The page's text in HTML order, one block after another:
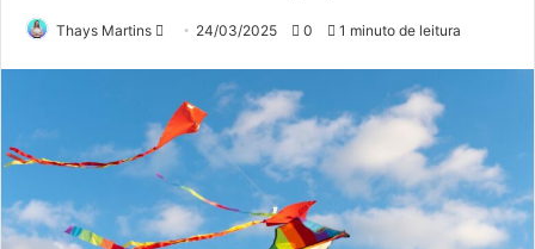
Thays Martins
Mande
mail
24/03/2025 0 1 minuto de leitura